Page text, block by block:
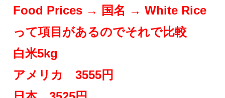
Food Prices → 国名 → White Rice
って項目があるのでそれで比較
白米5kg
アメリカ 3555円